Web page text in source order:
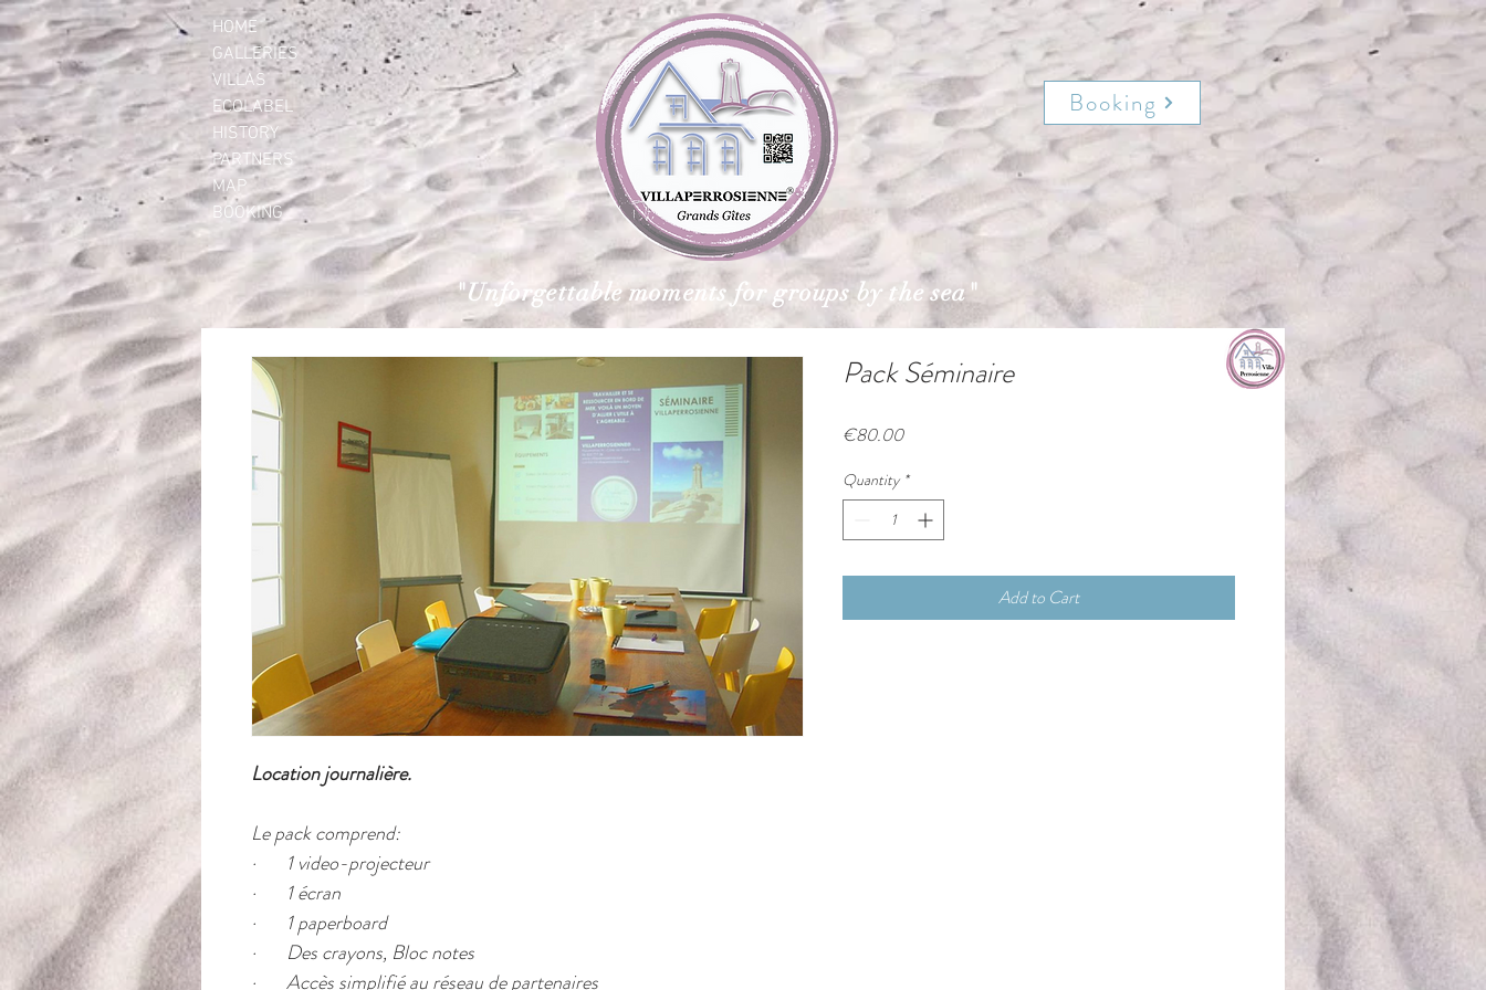
HOME
GALLERIES
VILLAS
ECOLABEL
HISTORY
PARTNERS
MAP
BOOKING
Booking
"Unforgettable moments for groups by the sea"
Location journalière.
Le pack comprend:
·       1 video-projecteur
· 1 écran
· 1 paperboard
· Des crayons, Bloc notes
· Accès simplifié au réseau de partenaires
Pack Séminaire
€80.00Price
Quantity *
Add to Cart